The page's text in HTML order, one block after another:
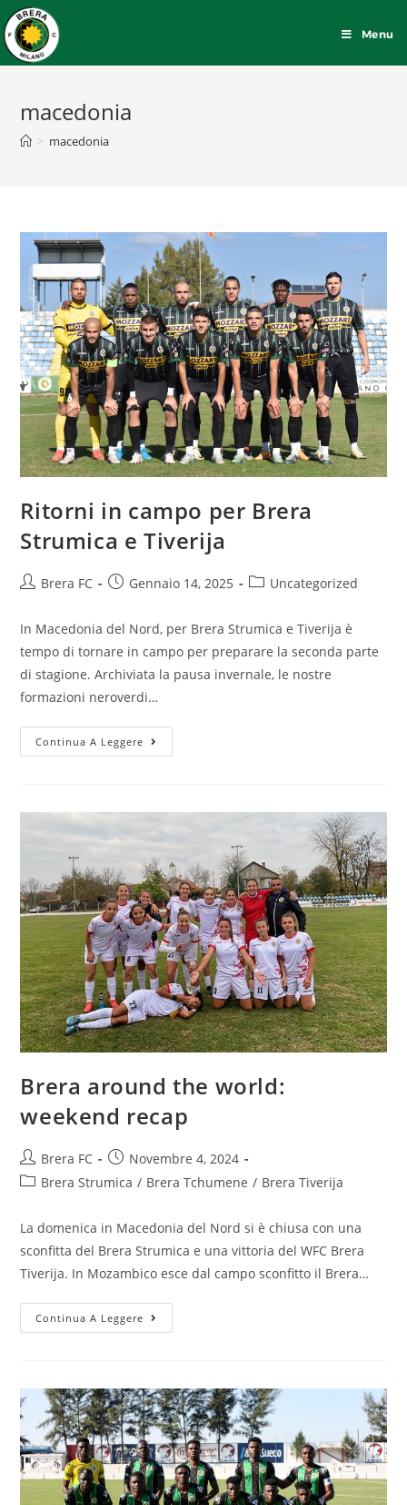
Menu
macedonia
> macedonia
Ritorni in campo per Brera
Strumica e Tiverija
Brera FC Gennaio 14, 2025 Uncategorized
In Macedonia del Nord, per Brera Strumica e Tiverija è
tempo di tornare in campo per preparare la seconda parte
di stagione. Archiviata la pausa invernale, le nostre
formazioni neroverdi…
Continua A Leggere
Brera around the world:
weekend recap
Brera FC
Novembre 4, 2024
Brera Strumica / Brera Tchumene / Brera Tiverija
La domenica in Macedonia del Nord si è chiusa con una
sconfitta del Brera Strumica e una vittoria del WFC Brera
Tiverija. In Mozambico esce dal campo sconfitto il Brera…
Continua A Leggere